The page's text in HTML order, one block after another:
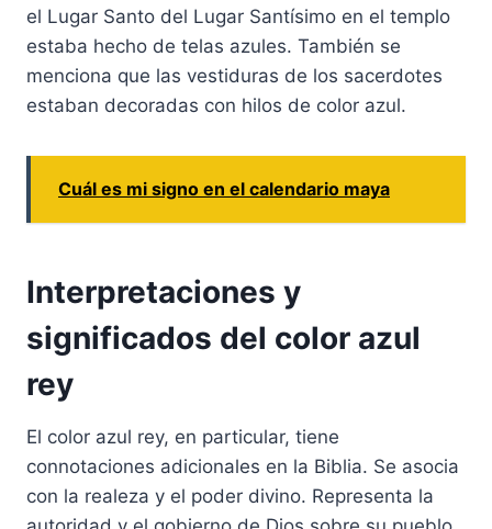
el Lugar Santo del Lugar Santísimo en el templo
estaba hecho de telas azules. También se
menciona que las vestiduras de los sacerdotes
estaban decoradas con hilos de color azul.
Cuál es mi signo en el calendario maya
Interpretaciones y
significados del color azul
rey
El color azul rey, en particular, tiene
connotaciones adicionales en la Biblia. Se asocia
con la realeza y el poder divino. Representa la